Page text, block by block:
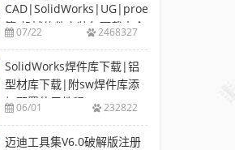
CAD|SolidWorks|UG|proe
等-机械软件安装包下载大全
07/22 2468327
SolidWorks焊件库下载|铝
型材库下载|附sw焊件库添
加配置使用教程
06/01 232822
迈迪工具集V6.0破解版注册